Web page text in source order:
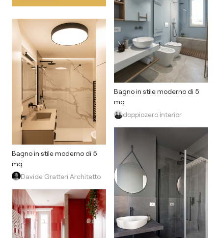
Bagno in stile moderno di 5
mq
Davide Gratteri Architetto
Bagno in stile moderno di 5
mq
doppiozero interior